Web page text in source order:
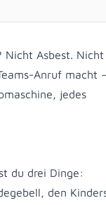
Nicht Asbest. Nicht
Anruf macht
jedes
du drei Dinge:
den